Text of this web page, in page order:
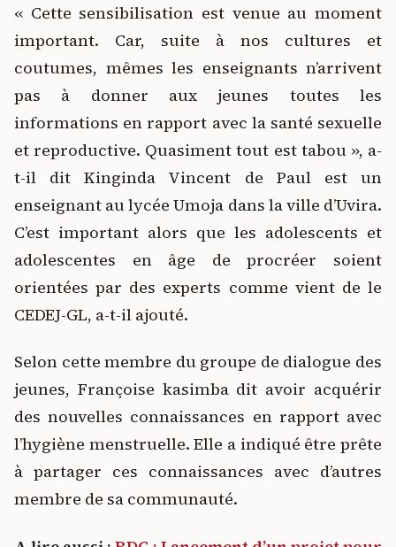
« Cette sensibilisation est venue au moment
important. Car, suite à nos cultures et
coutumes, mêmes les enseignants n’arrivent
pas à donner aux jeunes toutes les
informations en rapport avec la santé sexuelle
et reproductive. Quasiment tout est tabou », a-
t-il dit Kinginda Vincent de Paul est un
enseignant au lycée Umoja dans la ville d’Uvira.
C’est important alors que les adolescents et
adolescentes en âge de procréer soient
orientées par des experts comme vient de le
CEDEJ-GL, a-t-il ajouté.
Selon cette membre du groupe de dialogue des
jeunes, Françoise kasimba dit avoir acquérir
des nouvelles connaissances en rapport avec
l’hygiène menstruelle. Elle a indiqué être prête
à partager ces connaissances avec d’autres
membre de sa communauté.